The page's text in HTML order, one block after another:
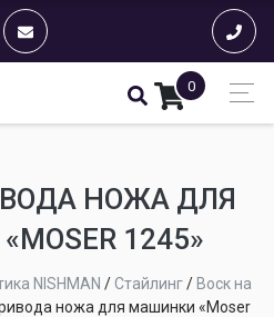
0
НОЖА ДЛЯ
1245»
NISHMAN /Стайлинг/ Воск на
ножа для машинки «Moser